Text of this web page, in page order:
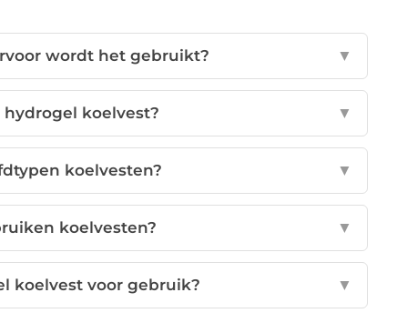
wordt het gebruikt? ▼
koelvest? ▼
koelvesten? ▼
koelvesten? ▼
koelvest voor gebruik? ▼